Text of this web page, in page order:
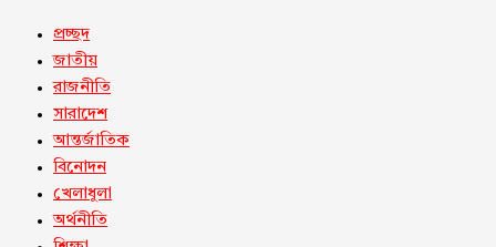
প্রচ্ছদ
জাতীয়
রাজনীতি
সারাদেশ
আন্তর্জাতিক
বিনোদন
খেলাধুলা
অর্থনীতি